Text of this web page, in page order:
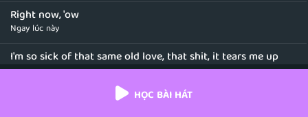
Right now, 'ow
Ngay lúc này
I'm so sick of that same old love, that shit, it tears me up
Tôi đã ngán ngẩm cái tình yêu cũ kỹ đó, là nhảm nhí, thứ tình yêu làm tôi
HỌC BÀI HÁT